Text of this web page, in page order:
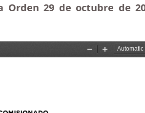
Orden 29 de octubre de